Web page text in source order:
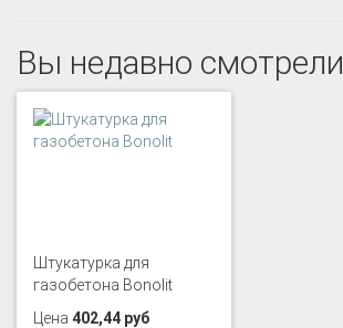
Вы недавно смотрели
Штукатурка для
газобетона Bonolit
Цена 402,44 руб